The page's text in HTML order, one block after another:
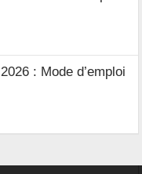
: Mode d’emploi